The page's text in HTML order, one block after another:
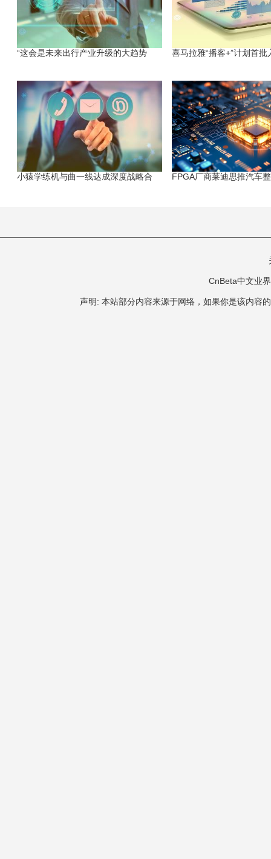
“这会是未来出行产业升级的大趋势 喜马拉雅“播客+”计划首批
小猿学练机与曲一线达成深度战略合 FPGA厂商莱迪思推汽车
CnBeta中文业
声明: 本站部分内容来源于网络，如果你是该内容